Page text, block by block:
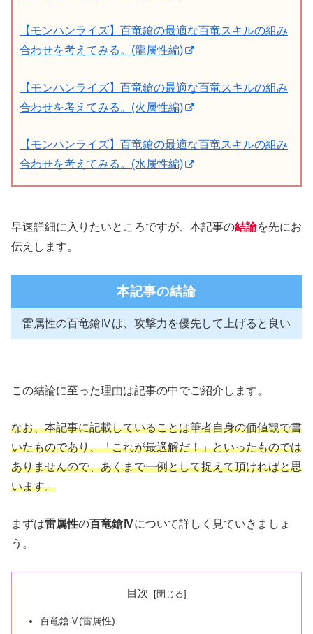
【モンハンライズ】百竜鎗の最適な百竜スキルの組み
合わせを考えてみる。(龍属性編)
【モンハンライズ】百竜鎗の最適な百竜スキルの組み
合わせを考えてみる。(火属性編)
【モンハンライズ】百竜鎗の最適な百竜スキルの組み
合わせを考えてみる。(水属性編)
早速詳細に入りたいところですが、本記事の結論を先にお
伝えします。
本記事の結論
雷属性の百竜鎗Ⅳは、攻撃力を優先して上げると良い
この結論に至った理由は記事の中でご紹介します。
なお、本記事に記載していることは筆者自身の価値観で書
いたものであり、「これが最適解だ！」といったものでは
ありませんので、あくまで一例として捉えて頂ければと思
います。
まずは雷属性の百竜鎗Ⅳについて詳しく見ていきましょ
う。
目次
百竜鎗Ⅳ(雷属性)